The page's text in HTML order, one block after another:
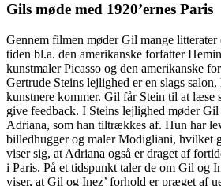
Gils møde med 1920’ernes Paris
Gennem filmen møder Gil mange litterater
tiden bl.a. den amerikanske forfatter
kunstmaler Picasso og den amerikanske
Gertrude Steins lejlighed er en slags salon,
kunstnere kommer. Gil får Stein til at læse
give feedback. I Steins lejlighed møder
Adriana, som han tiltrækkes af. Hun har
billedhugger og maler Modigliani, hvilket
viser sig, at Adriana også er draget af
i Paris. På et tidspunkt taler de om Gil og
viser, at Gil og Inez’ forhold er præget af